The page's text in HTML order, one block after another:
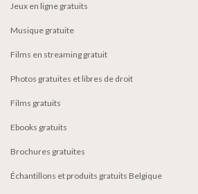
Jeux en ligne gratuits
Musique gratuite
Films en streaming gratuit
Photos gratuites et libres de droit
Films gratuits
Ebooks gratuits
Brochures gratuites
Échantillons et produits gratuits Belgique